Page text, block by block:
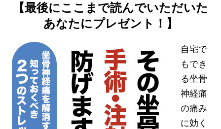
【最後にここまで読んでいただいた
あなたにプレゼント！】
自宅で
もでき
る坐骨
神経痛
の痛み
に効く